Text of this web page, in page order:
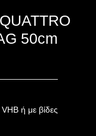
50cm
ή με βίδες